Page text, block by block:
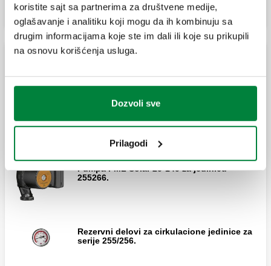
koristite sajt sa partnerima za društvene medije,
oglašavanje i analitiku koji mogu da ih kombinuju sa
drugim informacijama koje ste im dali ili koje su prikupili
na osnovu korišćenja usluga.
Dozvoli sve
Prilagodi
Rezervni merači protoka za cirkulacione
1" 5–40 merač protoka za jedinicu šifra
Pumpa PML Solar 25-145 za jedinicu
255266.
Rezervni delovi za cirkulacione jedinice za
serije 255/256.